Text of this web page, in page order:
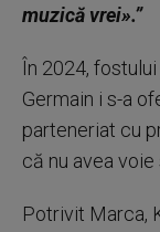
muzică vrei».”
În 2024,
Germain i s-a
parteneriat cu
că nu avea
Potrivit Marca,